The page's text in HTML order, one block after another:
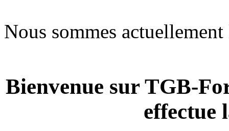
Nous sommes
Bienvenue sur TGB-